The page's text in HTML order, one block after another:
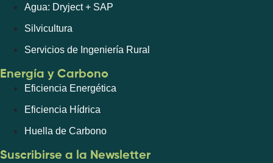
Agua: Dryject + SAP
Silvicultura
Servicios de Ingeniería Rural
Energía y Carbono
Eficiencia Energética
Eficiencia Hídrica
Huella de Carbono
Suscribirse a la Newsletter